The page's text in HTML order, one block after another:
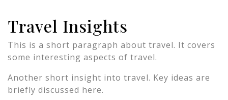
Travel Insights
This is a short paragraph about travel. It covers
some interesting aspects of travel.
Another short insight into travel. Key ideas are
briefly discussed here.